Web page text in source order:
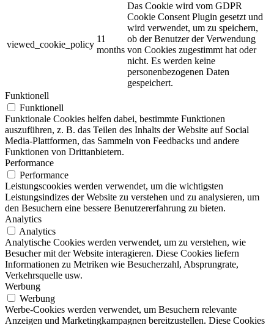
viewed_cookie_policy
11
months
Das Cookie wird vom GDPR
Cookie Consent Plugin gesetzt und
wird verwendet, um zu speichern,
ob der Benutzer der Verwendung
von Cookies zugestimmt hat oder
nicht. Es werden keine
personenbezogenen Daten
gespeichert.
Funktionell
Funktionell
Funktionale Cookies helfen dabei, bestimmte Funktionen
auszuführen, z. B. das Teilen des Inhalts der Website auf Social
Media-Plattformen, das Sammeln von Feedbacks und andere
Funktionen von Drittanbietern.
Performance
Performance
Leistungscookies werden verwendet, um die wichtigsten
Leistungsindizes der Website zu verstehen und zu analysieren, um
den Besuchern eine bessere Benutzererfahrung zu bieten.
Analytics
Analytics
Analytische Cookies werden verwendet, um zu verstehen, wie
Besucher mit der Website interagieren. Diese Cookies liefern
Informationen zu Metriken wie Besucherzahl, Absprungrate,
Verkehrsquelle usw.
Werbung
Werbung
Werbe-Cookies werden verwendet, um Besuchern relevante
Anzeigen und Marketingkampagnen bereitzustellen. Diese Cookies